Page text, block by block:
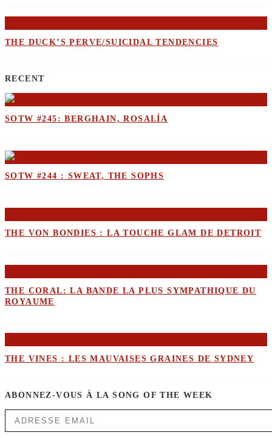
THE DUCK’S PERVE/SUICIDAL TENDENCIES
RECENT
SOTW #245: BERGHAIN, ROSALÍA
SOTW #244 : SWEAT, THE SOPHS
THE VON BONDIES : LA TOUCHE GLAM DE DETROIT
THE CORAL: LA BANDE LA PLUS SYMPATHIQUE DU
ROYAUME
THE VINES : LES MAUVAISES GRAINES DE SYDNEY
ABONNEZ-VOUS À LA SONG OF THE WEEK